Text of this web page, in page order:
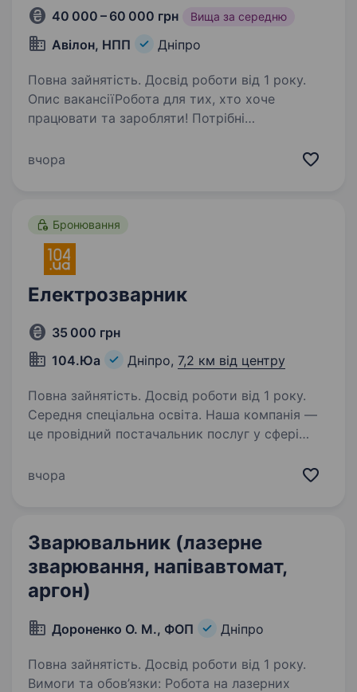
40 000 – 60 000 грн Вища за середню
Авілон, НПП Дніпро
Повна зайнятість. Досвід роботи від 1 року.
Опис вакансіїРобота для тих, хто хоче
працювати та заробляти! Потрібні
звичок. Якщо Ви володієте зварюванням
вчора
Бронювання
Електрозварник
35 000 грн
104.Юа
Дніпро, 7,2 км від центру
Повна зайнятість. Досвід роботи від 1 року.
Середня спеціальна освіта. Наша компанія —
це провідний постачальник послуг у сфері
газового обладнання, будівельно-монтажних
вчора
Зварювальник (лазерне
зварювання, напівавтомат,
аргон)
Дороненко О. М., ФОП Дніпро
Повна зайнятість. Досвід роботи від 1 року.
Вимоги та обов’язки: Робота на лазерних